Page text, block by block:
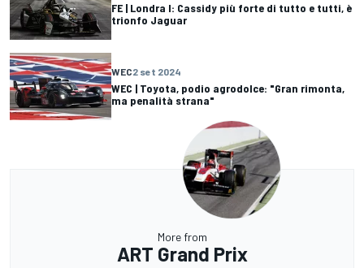
FE | Londra I: Cassidy più forte di tutto e tutti, è
trionfo Jaguar
WEC2 set 2024
WEC | Toyota, podio agrodolce: "Gran rimonta,
ma penalità strana"
More from
ART Grand Prix